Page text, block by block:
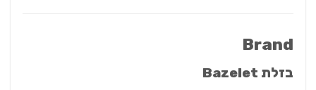
Brand
בזלת Bazelet